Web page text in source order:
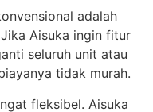
adalah
Aisuka ingin fitur
seluruh unit atau
tidak murah.
fleksibel. Aisuka